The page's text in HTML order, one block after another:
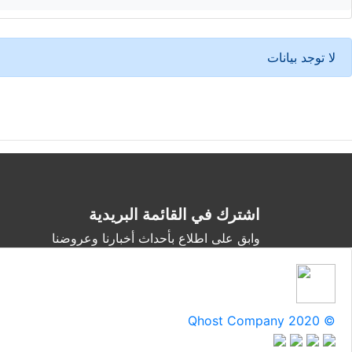
لا توجد بيانات
اشترك في القائمة البريدية
وابق على اطلاع بأحداث أخبارنا وعروضنا
Qhost Company 2020 ©